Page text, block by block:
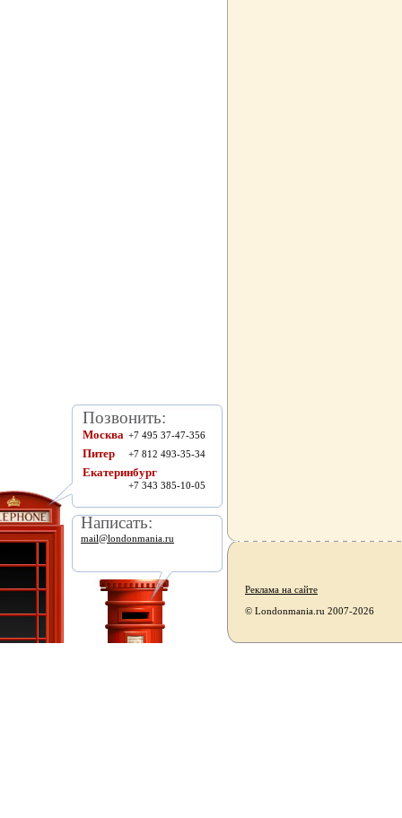
Позвонить:
Москва +7 495 37-47-356
Питер +7 812 493-35-34
Екатеринбург
+7 343 385-10-05
Написать:
mail@londonmania.ru
Реклама на сайте
© Londonmania.ru 2007-2026